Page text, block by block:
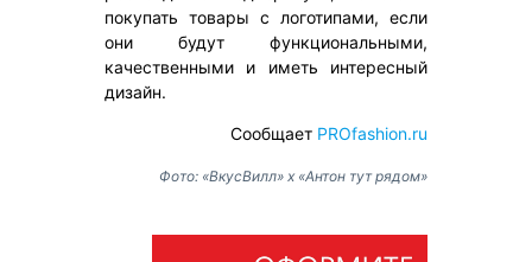
покупать товары с логотипами, если
они будут функциональными,
качественными и иметь интересный
дизайн.
Сообщает PROfashion.ru
Фото: «ВкусВилл» х «Антон тут рядом»